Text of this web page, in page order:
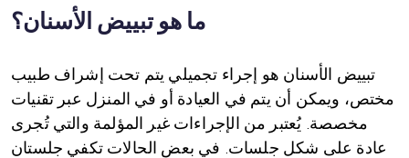
ما هو تبييض الأسنان؟
تبييض الأسنان هو إجراء تجميلي يتم تحت إشراف طبيب
مختص، ويمكن أن يتم في العيادة أو في المنزل عبر تقنيات
مخصصة. يُعتبر من الإجراءات غير المؤلمة والتي تُجرى
عادة على شكل جلسات. في بعض الحالات تكفي جلستان